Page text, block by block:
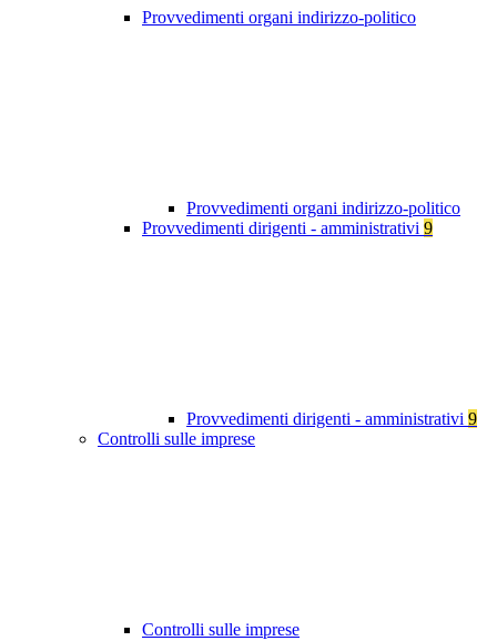
Provvedimenti organi indirizzo-politico
Provvedimenti organi indirizzo-politico
Provvedimenti dirigenti - amministrativi 9
Provvedimenti dirigenti - amministrativi 9
Controlli sulle imprese
Controlli sulle imprese